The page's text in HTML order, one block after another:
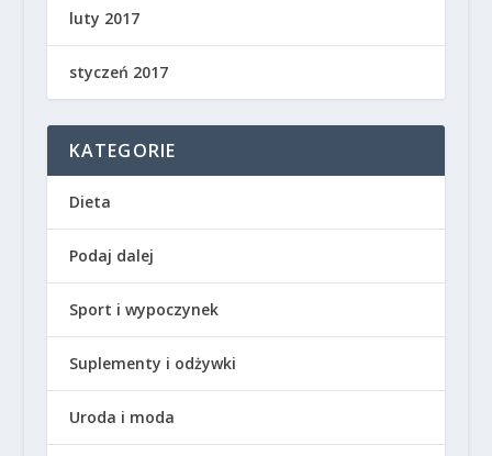
luty 2017
styczeń 2017
KATEGORIE
Dieta
Podaj dalej
Sport i wypoczynek
Suplementy i odżywki
Uroda i moda